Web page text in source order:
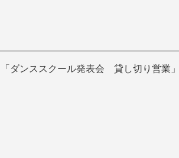
「ダンススクール発表会 貸し切り営業」